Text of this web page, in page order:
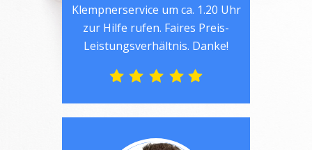
Klempnerservice um ca. 1.20 Uhr
zur Hilfe rufen. Faires Preis-
Leistungsverhältnis. Danke!